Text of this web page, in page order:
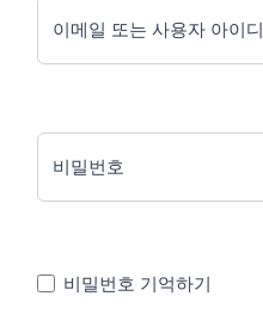
이메일 또는 사용자 아이디
비밀번호
비밀번호 기억하기